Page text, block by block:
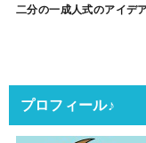
二分の一成人式のアイデ
プロフィール♪